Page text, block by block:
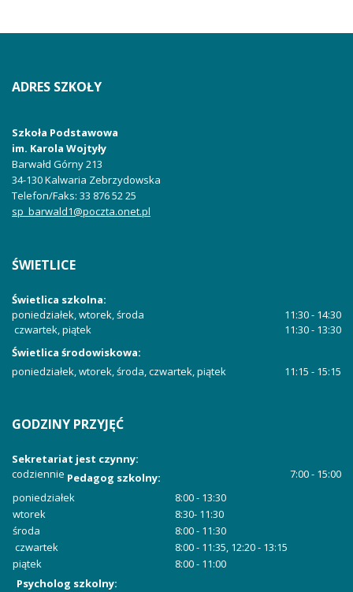
ADRES SZKOŁY
Szkoła Podstawowa
im. Karola Wojtyły
Barwałd Górny 213
34-130Kalwaria Zebrzydowska
Telefon/Faks: 33 876 52 25
sp_barwald1@poczta.onet.pl
ŚWIETLICE
Świetlica szkolna:
poniedziałek, wtorek, środa
11:30 - 14:30
czwartek, piątek
11:30 - 13:30
Świetlica środowiskowa:
poniedziałek, wtorek, środa, czwartek, piątek
11:15 - 15:15
GODZINY PRZYJĘĆ
Sekretariat jest czynny:
codziennie
7:00 - 15:00
Pedagog szkolny:
poniedziałek
8:00 - 13:30
wtorek
8:30- 11:30
środa
8:00 - 11:30
czwartek
8:00 - 11:35, 12:20 - 13:15
piątek
8:00 - 11:00
Psycholog szkolny: